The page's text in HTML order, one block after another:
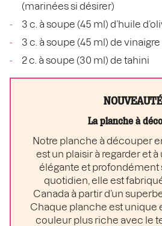
(marinées si désirer)
3 c. à soupe (45 ml) d’huile
3 c. à soupe (45 ml) de
2 c. à soupe (30 ml) de tahini
La planche à
Notre planche à découper
est un plaisir à regarder et à
élégante et profondément
quotidien, elle est
Canada à partir d’un
Chaque planche est unique
couleur plus riche avec le